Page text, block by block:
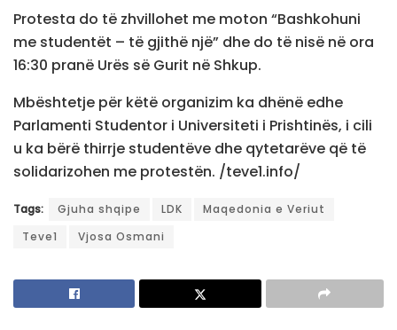
Protesta do të zhvillohet me moton “Bashkohuni
me studentët – të gjithë një” dhe do të nisë në ora
16:30 pranë Urës së Gurit në Shkup.
Mbështetje për këtë organizim ka dhënë edhe
Parlamenti Studentor i Universiteti i Prishtinës, i cili
u ka bërë thirrje studentëve dhe qytetarëve që të
solidarizohen me protestën. /teve1.info/
Tags: Gjuha shqipe LDK
Maqedonia e Veriut
Teve1
Vjosa Osmani